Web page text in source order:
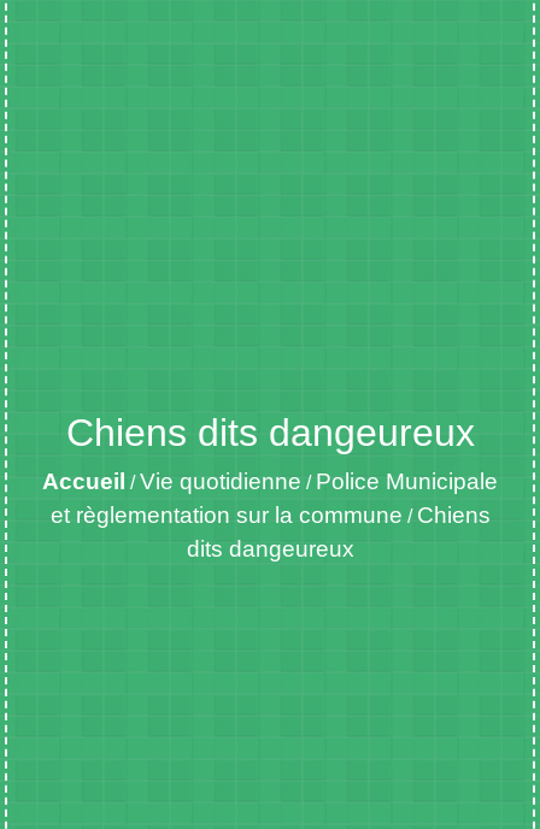
Chiens dits dangeureux
Accueil /Vie quotidienne / Police Municipale
et règlementation sur la commune / Chiens
dits dangeureux